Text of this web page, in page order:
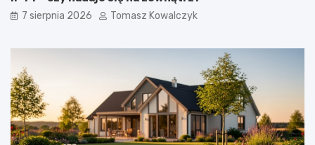
t
n
c
h
7 sierpnia 2026 Tomasz Kowalczyk